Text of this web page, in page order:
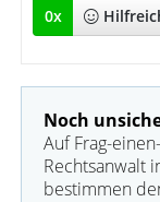
0x
Noch
Auf Frag-
Rechtsanwalt
bestimmen